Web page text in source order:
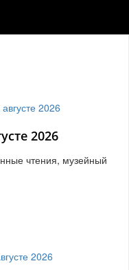
2026
чтения, музейный